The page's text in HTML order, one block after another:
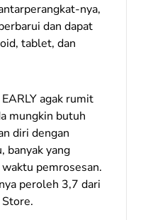
nya,
dan dapat
tablet, dan
agak rumit
mungkin butuh
diri dengan
banyak yang
pemrosesan.
peroleh 3,7 dari